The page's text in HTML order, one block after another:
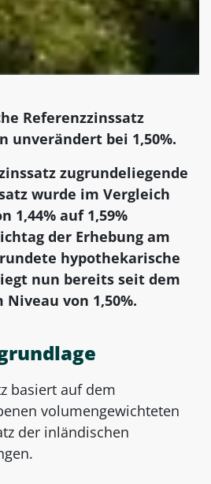
Referenzzinssatz
unverändert bei 1,50%.
zugrundeliegende
wurde im Vergleich
1,44% auf 1,59%
der Erhebung am
hypothekarische
nun bereits seit dem
Niveau von 1,50%.
basiert auf dem
volumengewichteten
der inländischen